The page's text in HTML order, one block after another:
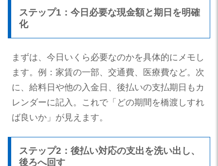
ステップ1：今日必要な現金額と期日を明確
化
まずは、今日いくら必要なのかを具体的にメモし
ます。例：家賃の一部、交通費、医療費など。次
に、給料日や他の入金日、後払いの支払期日もカ
レンダーに記入。これで「どの期間を橋渡しすれ
ば良いか」が見えます。
ステップ2：後払い対応の支出を洗い出し、
後ろへ回す